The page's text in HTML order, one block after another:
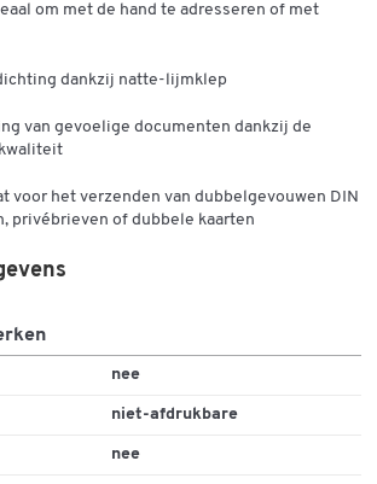
om met de hand te adresseren of met
dankzij natte-lijmklep
van gevoelige documenten dankzij de
voor het verzenden van dubbelgevouwen DIN
privébrieven of dubbele kaarten
nee
niet-afdrukbare
nee
om in te zoomen